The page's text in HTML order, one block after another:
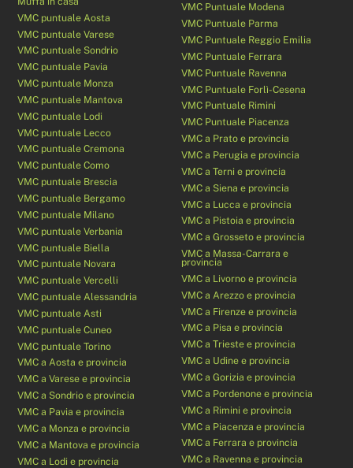
VMC puntuale Aosta
VMC puntuale Varese
VMC puntuale Sondrio
VMC puntuale Pavia
VMC puntuale Monza
VMC puntuale Mantova
VMC puntuale Lodi
VMC puntuale Lecco
VMC puntuale Cremona
VMC puntuale Como
VMC puntuale Brescia
VMC puntuale Bergamo
VMC puntuale Milano
VMC puntuale Verbania
VMC puntuale Biella
VMC puntuale Novara
VMC puntuale Vercelli
VMC puntuale Alessandria
VMC puntuale Asti
VMC puntuale Cuneo
VMC puntuale Torino
VMC a Aosta e provincia
VMC a Varese e provincia
VMC a Sondrio e provincia
VMC a Pavia e provincia
VMC a Monza e provincia
VMC a Mantova e provincia
VMC a Lodi e provincia
VMC Puntuale Modena
VMC Puntuale Parma
VMC Puntuale Reggio Emilia
VMC Puntuale Ferrara
VMC Puntuale Ravenna
VMC Puntuale Forlì-Cesena
VMC Puntuale Rimini
VMC Puntuale Piacenza
VMC a Prato e provincia
VMC a Perugia e provincia
VMC a Terni e provincia
VMC a Siena e provincia
VMC a Lucca e provincia
VMC a Pistoia e provincia
VMC a Grosseto e provincia
VMC a Massa-Carrara e
provincia
VMC a Livorno e provincia
VMC a Arezzo e provincia
VMC a Firenze e provincia
VMC a Pisa e provincia
VMC a Trieste e provincia
VMC a Udine e provincia
VMC a Gorizia e provincia
VMC a Pordenone e provincia
VMC a Rimini e provincia
VMC a Piacenza e provincia
VMC a Ferrara e provincia
VMC a Ravenna e provincia